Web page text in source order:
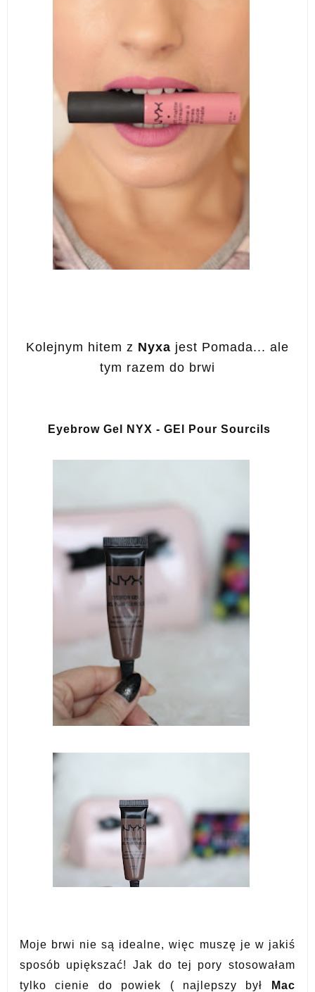
Kolejnym hitem z Nyxa jest Pomada... ale
tym razem do brwi
Eyebrow Gel NYX - GEl Pour Sourcils
Moje brwi nie są idealne, więc muszę je w jakiś
sposób upiększać! Jak do tej pory stosowałam
tylko cienie do powiek ( najlepszy był
Mac